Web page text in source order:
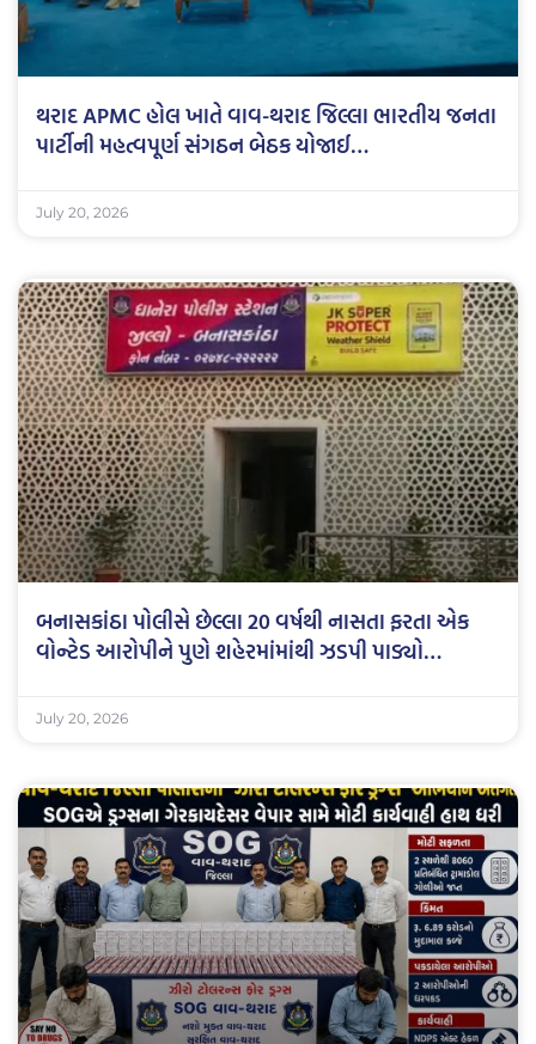
થરાદ APMC હોલ ખાતે વાવ-થરાદ જિલ્લા ભારતીય જનતા
પાર્ટીની મહત્વપૂર્ણ સંગઠન બેઠક યોજાઈ…
July 20, 2026
બનાસકાંઠા પોલીસે છેલ્લા 20 વર્ષથી નાસતા ફરતા એક
વોન્ટેડ આરોપીને પુણે શહેરમાંમાંથી ઝડપી પાડ્યો…
July 20, 2026